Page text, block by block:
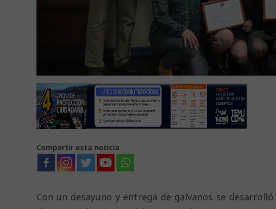
Compartir esta noticia
Con un desayuno y entrega de galvanos se